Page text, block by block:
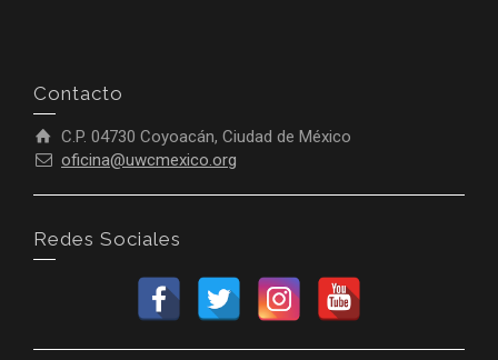
Contacto
C.P. 04730 Coyoacán, Ciudad de México
oficina@uwcmexico.org
Redes Sociales